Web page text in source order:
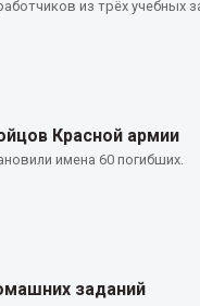
из трёх учебных
Красной армии
имена 60 погибших.
заданий